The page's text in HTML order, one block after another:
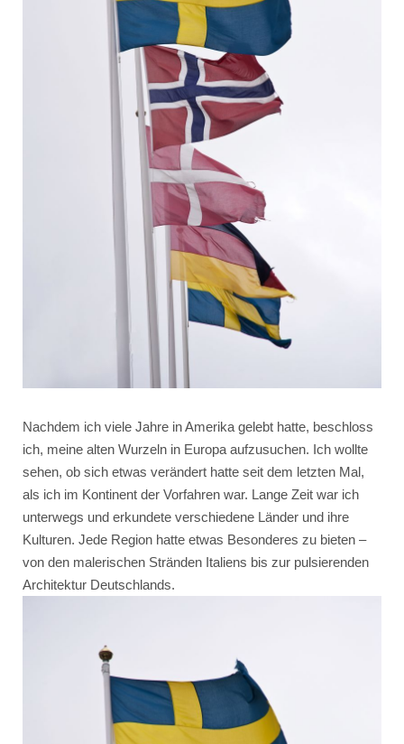
Nachdem ich viele Jahre in Amerika gelebt hatte, beschloss
ich, meine alten Wurzeln in Europa aufzusuchen. Ich wollte
sehen, ob sich etwas verändert hatte seit dem letzten Mal,
als ich im Kontinent der Vorfahren war. Lange Zeit war ich
unterwegs und erkundete verschiedene Länder und ihre
Kulturen. Jede Region hatte etwas Besonderes zu bieten –
von den malerischen Stränden Italiens bis zur pulsierenden
Architektur Deutschlands.